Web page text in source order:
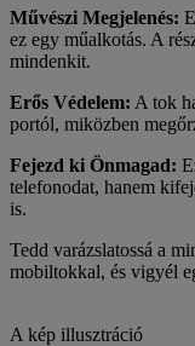
Művészi Megjelenés:
ez egy műalkotás. A
mindenkit.
Erős Védelem: A tok
portól, miközben
Fejezd ki Önmagad:
telefonodat, hanem
is.
Tedd varázslatossá a
mobiltokkal, és vigyél
A kép illusztráció